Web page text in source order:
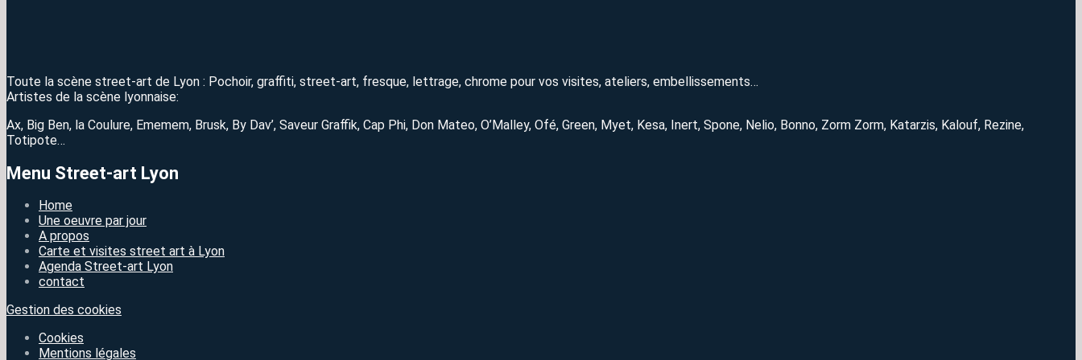
Toute la scène street-art de Lyon : Pochoir, graffiti, street-art, fresque, lettrage, chrome pour vos visites, ateliers, embellissements…
Artistes de la scène lyonnaise:
Ax, Big Ben, la Coulure, Ememem, Brusk, By Dav’, Saveur Graffik, Cap Phi, Don Mateo, O’Malley, Ofé, Green, Myet, Kesa, Inert, Spone, Nelio, Bonno, Zorm Zorm, Katarzis, Kalouf, Rezine,
Totipote…
Menu Street-art Lyon
Home
Une oeuvre par jour
A propos
Carte et visites street art à Lyon
Agenda Street-art Lyon
contact
Gestion des cookies
Cookies
Mentions légales